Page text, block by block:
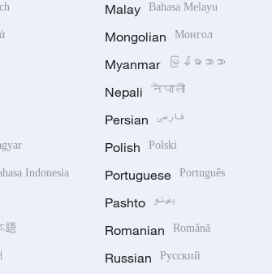
Indonesia
語
Malay Bahasa Melayu
Mongolian Монгол
Myanmar မြန်မာဘာသာ
Nepali नेपाली
Persian فارسی
Polish Polski
Portuguese Português
Pashto پښتو
Romanian Română
Russian Русский